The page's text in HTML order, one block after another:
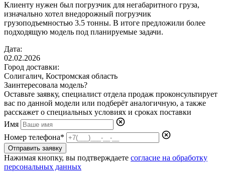
Клиенту нужен был погрузчик для негабаритного груза,
изначально хотел внедорожный погрузчик
грузоподъемностью 3.5 тонны. В итоге предложили более
подходящую модель под планируемые задачи.
Дата:
02.02.2026
Город доставки:
Солигалич, Костромская область
Заинтересовала модель?
Оставьте заявку, специалист отдела продаж проконсультирует
вас по данной модели или подберёт аналогичную, а также
расскажет о специальных условиях и сроках поставки
Имя
Номер телефона*
Отправить заявку
Нажимая кнопку, вы подтверждаете согласие на обработку
персональных данных